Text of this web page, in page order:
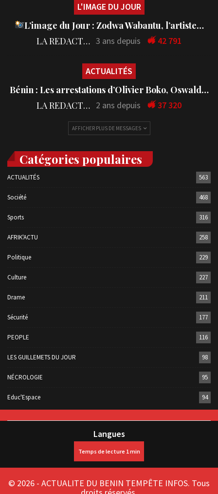
L'IMAGE DU JOUR
L’image du Jour : Zodwa Wabantu, l’artiste…
LA REDACTION 3 ans depuis 42 791
ACTUALITÉS
Bénin : Les arrestations d’Olivier Boko, Oswald…
LA REDACTION 2 ans depuis 37 320
AFFICHER PLUS DE MESSAGES
Catégories populaires
ACTUALITÉS 563
Société 468
Sports 316
AFRIK'ACTU 258
Politique 229
Culture 227
Drame 211
Sécurité 177
PEOPLE 116
LES GUILLEMETS DU JOUR 98
NÉCROLOGIE 95
Educ'Espace 94
Langues
© 2026 - ACTUALITE DU BENIN TEMPÊTE INFOS. Tous